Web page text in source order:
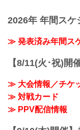
2026年 年間スケ
≫ 発表済み年間ス
【8/11(火･祝)開
≫ 大会情報／チケ
≫ 対戦カード
≫ PPV配信情報